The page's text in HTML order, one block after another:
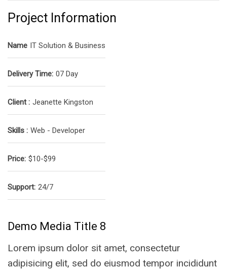
Project Information
Name IT Solution & Business
Delivery Time: 07 Day
Client : Jeanette Kingston
Skills : Web - Developer
Price: $10-$99
Support: 24/7
Demo Media Title 8
Lorem ipsum dolor sit amet, consectetur
adipisicing elit, sed do eiusmod tempor incididunt